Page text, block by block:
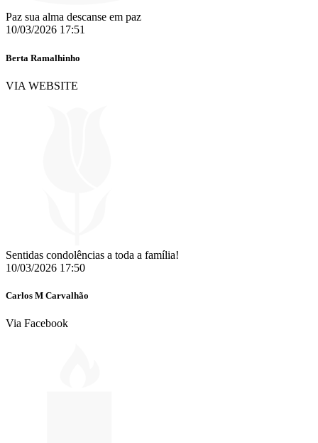
Paz sua alma descanse em paz ️️️️️️️
10/03/2026 17:51
Berta Ramalhinho
VIA WEBSITE
Sentidas condolências a toda a família!
10/03/2026 17:50
Carlos M Carvalhão
Via Facebook